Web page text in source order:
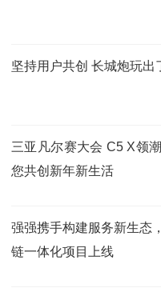
坚持用户共创 长城炮玩出
三亚凡尔赛大会 C5 X领
您共创新年新生活
强强携手构建服务新生态
链一体化项目上线